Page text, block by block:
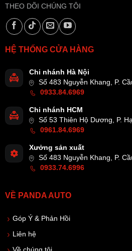
THEO DÕI CHÚNG TÔI
HỆ THỐNG CỬA HÀNG
Chi nhánh Hà Nội
Số 483 Nguyễn Khang, P.
0933.84.6969
Chi nhánh HCM
Số 53 Thiên Hộ Dương, P.
0961.84.6969
Xưởng sản xuất
Số 483 Nguyễn Khang, P.
0933.74.6996
VỀ PANDA AUTO
Góp Ý & Phản Hồi
Liên hệ